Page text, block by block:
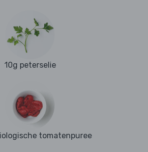
10g peterselie
tomatenpuree